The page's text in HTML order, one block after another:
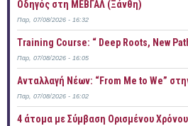
Οδηγός στη ΜΕΒΓΑΛ (Ξάνθη)
Παρ, 07/08/2026 - 16:32
Training Course: “ Deep Roots, New
Παρ, 07/08/2026 - 16:05
Ανταλλαγή Νέων: “From Me to We”
Παρ, 07/08/2026 - 16:02
4 άτομα με Σύμβαση Ορισμένου